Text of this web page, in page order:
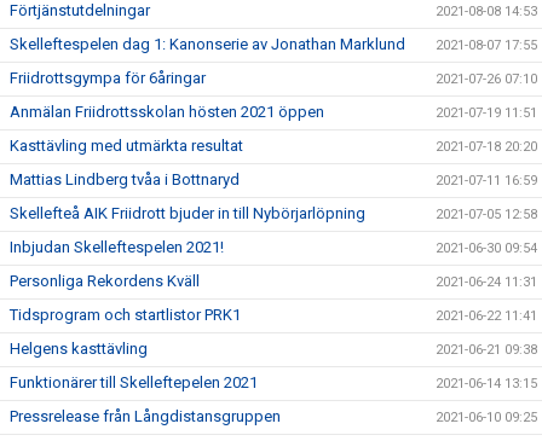
Förtjänstutdelningar 2021-08-08 14:53
Skelleftespelen dag 1: Kanonserie av Jonathan Marklund 2021-08-07 17:55
Friidrottsgympa för 6åringar 2021-07-26 07:10
Anmälan Friidrottsskolan hösten 2021 öppen 2021-07-19 11:51
Kasttävling med utmärkta resultat 2021-07-18 20:20
Mattias Lindberg tvåa i Bottnaryd 2021-07-11 16:59
Skellefteå AIK Friidrott bjuder in till Nybörjarlöpning 2021-07-05 12:58
Inbjudan Skelleftespelen 2021! 2021-06-30 09:54
Personliga Rekordens Kväll 2021-06-24 11:31
Tidsprogram och startlistor PRK1 2021-06-22 11:41
Helgens kasttävling 2021-06-21 09:38
Funktionärer till Skelleftepelen 2021 2021-06-14 13:15
Pressrelease från Långdistansgruppen 2021-06-10 09:25